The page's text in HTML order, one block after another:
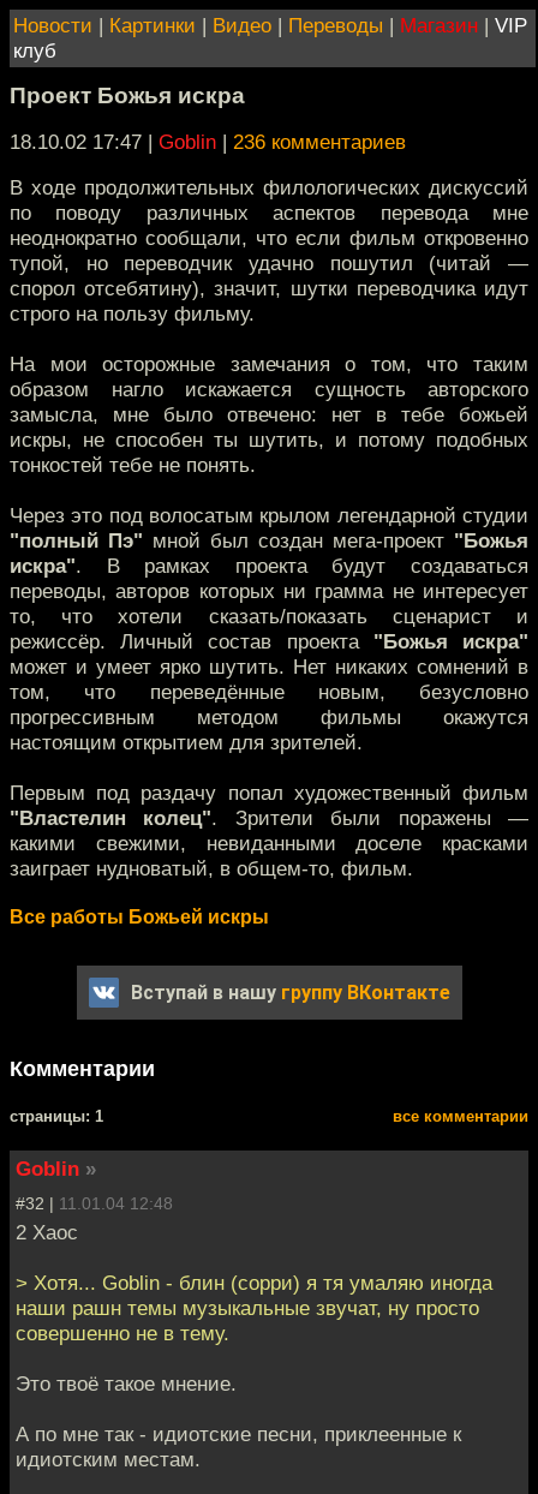
Новости | Картинки | Видео | Переводы | Магазин | VIP
клуб
Проект Божья искра
18.10.02 17:47 | Goblin | 236 комментариев
В ходе продолжительных филологических дискуссий
по поводу различных аспектов перевода мне
неоднократно сообщали, что если фильм откровенно
тупой, но переводчик удачно пошутил (читай —
спорол отсебятину), значит, шутки переводчика идут
строго на пользу фильму.
На мои осторожные замечания о том, что таким
образом нагло искажается сущность авторского
замысла, мне было отвечено: нет в тебе божьей
искры, не способен ты шутить, и потому подобных
тонкостей тебе не понять.
Через это под волосатым крылом легендарной студии
"полный Пэ" мной был создан мега-проект "Божья
искра". В рамках проекта будут создаваться
переводы, авторов которых ни грамма не интересует
то, что хотели сказать/показать сценарист и
режиссёр. Личный состав проекта "Божья искра"
может и умеет ярко шутить. Нет никаких сомнений в
том, что переведённые новым, безусловно
прогрессивным методом фильмы окажутся
настоящим открытием для зрителей.
Первым под раздачу попал художественный фильм
"Властелин колец". Зрители были поражены —
какими свежими, невиданными доселе красками
заиграет нудноватый, в общем-то, фильм.
Все работы Божьей искры
Вступай в нашу группу ВКонтакте
Комментарии
cтраницы: 1 все комментарии
Goblin »
#32 | 11.01.04 12:48
2 Хаос
> Хотя... Goblin - блин (сорри) я тя умаляю иногда
наши рашн темы музыкальные звучат, ну просто
совершенно не в тему.
Это твоё такое мнение.
А по мне так - идиотские песни, приклеенные к
идиотским местам.